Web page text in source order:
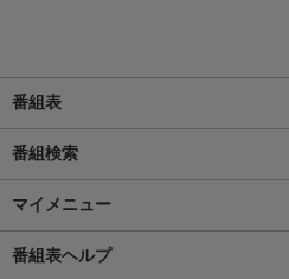
番組表
番組検索
マイメニュー
番組表ヘルプ